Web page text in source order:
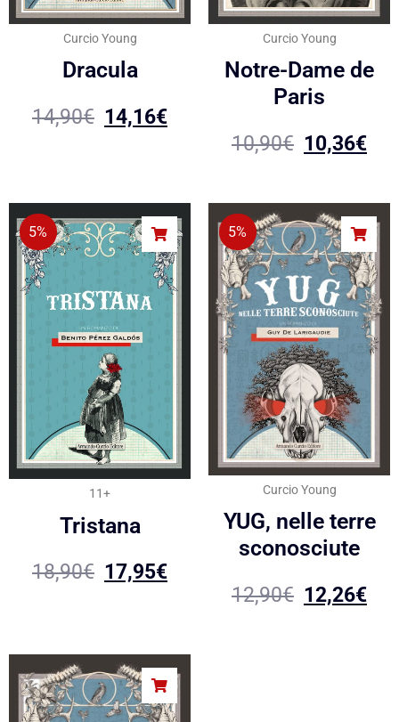
Curcio Young
Dracula
14,90€ 14,16€
Curcio Young
Notre-Dame de
Paris
10,90€ 10,36€
5%
11+
Tristana
18,90€ 17,95€
5%
Curcio Young
YUG, nelle terre
sconosciute
12,90€ 12,26€